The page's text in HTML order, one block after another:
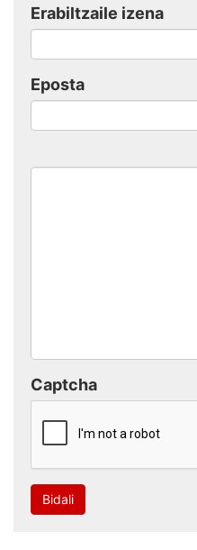
Erabiltzaile izena
Eposta
Captcha
Bidali